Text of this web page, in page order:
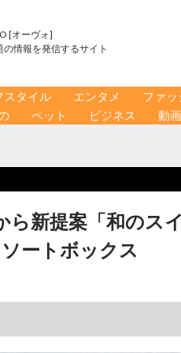
[オーヴォ]
の情報を発信するサイト
スタイル エンタメ ファッ
ペット ビジネス 動画
ら新提案「和のス
ートボックス